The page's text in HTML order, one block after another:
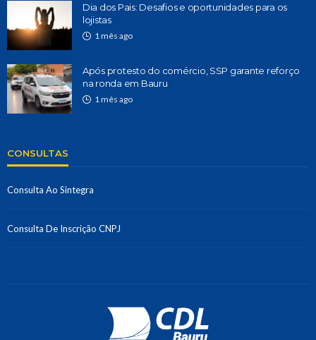
Dia dos Pais: Desafios e oportunidades para os
lojistas
1 mês ago
Após protesto do comércio, SSP garante reforço
na ronda em Bauru
1 mês ago
CONSULTAS
Consulta Ao Sintegra
Consulta De Inscrição CNPJ